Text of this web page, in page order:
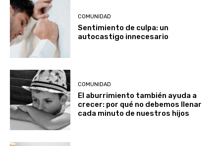
COMUNIDAD
Sentimiento de culpa: un
COMUNIDAD
El aburrimiento también ayuda a
crecer: por qué no debemos llenar